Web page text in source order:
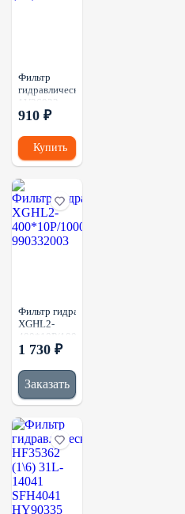
Фильтр
гидравлический
1V26022
(1\6)
910 ₽
Купить
Фильтр гидравлический
XGHL2-
400*10P/100010014
990332003
1 730 ₽
Заказать